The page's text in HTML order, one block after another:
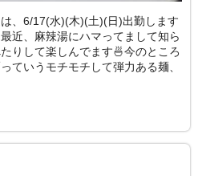
、6/17(水)(木)(土)(日)出勤します
近、麻辣湯にハマってまして知ら
りして楽しんでます🍜今のところ
ていうモチモチして弾力ある麺、